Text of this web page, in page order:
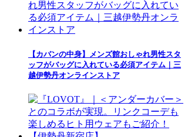
【カバンの中身】メンズ館おしゃれ男性スタ
ッフがバッグに入れている必須アイテム｜三
越伊勢丹オンラインストア